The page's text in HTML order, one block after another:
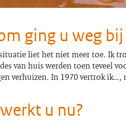
ging u weg
liet het niet meer toe. Ik
van huis werden toen teveel
verhuizen. In 1970 vertrok
u nu?